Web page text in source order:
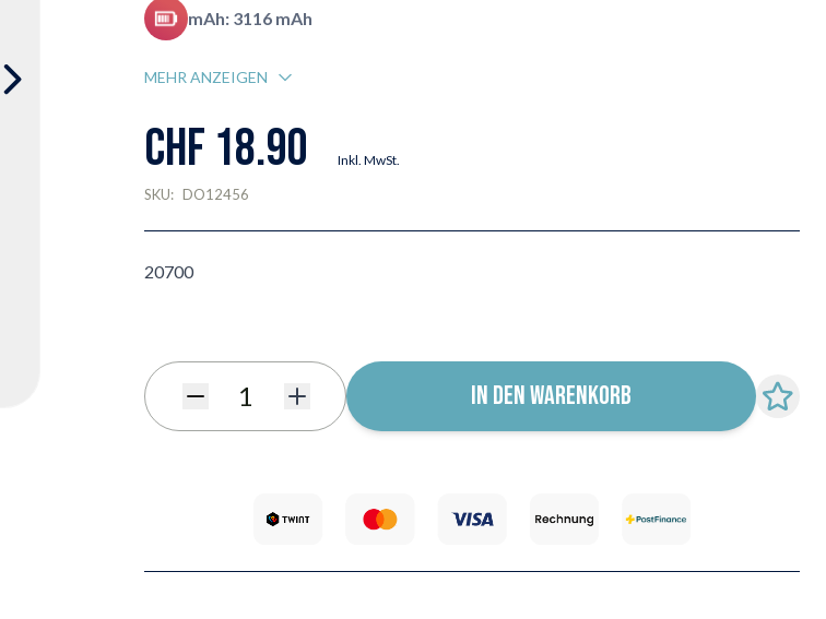
mAh: 3116 mAh
MEHR ANZEIGEN
CHF 18.90 Inkl. MwSt.
SKU: DO12456
20700
IN DEN WARENKORB